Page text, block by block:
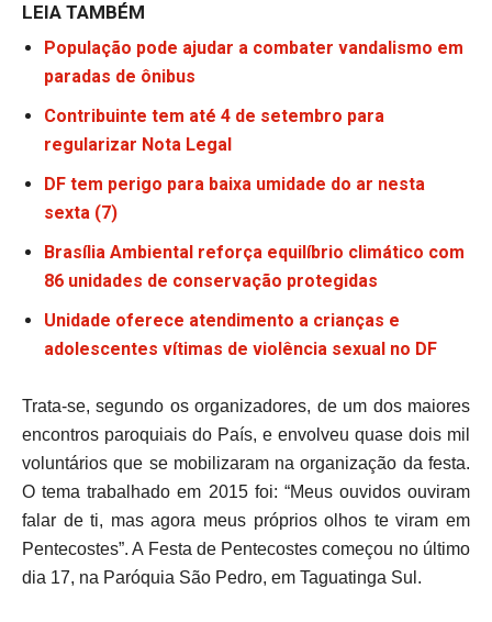
LEIA TAMBÉM
População pode ajudar a combater vandalismo em
paradas de ônibus
Contribuinte tem até 4 de setembro para
regularizar Nota Legal
DF tem perigo para baixa umidade do ar nesta
sexta (7)
Brasília Ambiental reforça equilíbrio climático com
86 unidades de conservação protegidas
Unidade oferece atendimento a crianças e
adolescentes vítimas de violência sexual no DF
Trata-se, segundo os organizadores, de um dos maiores
encontros paroquiais do País, e envolveu quase dois mil
voluntários que se mobilizaram na organização da festa.
O tema trabalhado em 2015 foi: “Meus ouvidos ouviram
falar de ti, mas agora meus próprios olhos te viram em
Pentecostes”. A Festa de Pentecostes começou no último
dia 17, na Paróquia São Pedro, em Taguatinga Sul.